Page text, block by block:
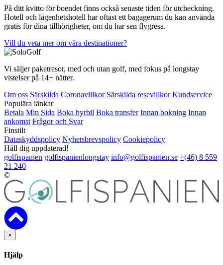
På ditt kvitto för boendet finns också senaste tiden för utcheckning.
Hotell och lägenhetshotell har oftast ett bagagerum du kan använda
gratis för dina tillhörigheter, om du har sen flygresa.
Vill du veta mer om våra destinationer?
Vi säljer paketresor, med och utan golf, med fokus på longstay
vistelser på 14+ nätter.
Om oss Särskilda Coronavillkor Särskilda resevillkor Kundservice
Populära länkar
Betala Min Sida Boka hyrbil Boka transfer Innan bokning Innan
ankomst Frågor och Svar
Finstilt
Dataskyddspolicy Nyhetsbrevspolicy Cookiepolicy
Håll dig uppdaterad!
golfispanien golfispanienlongstay info@golfispanien.se +(46) 8 559
21 240
©
×
Hjälp